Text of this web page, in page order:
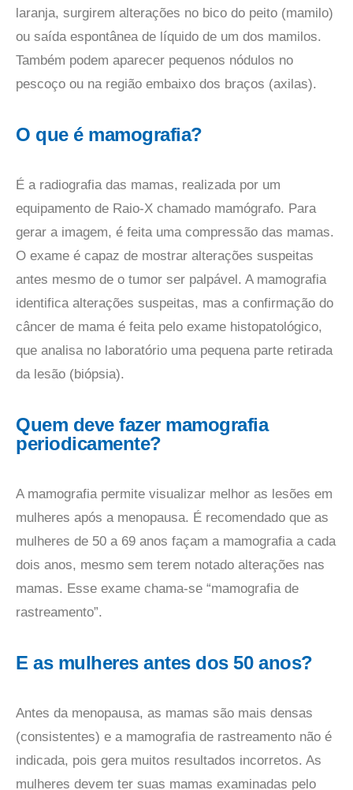
laranja, surgirem alterações no bico do peito (mamilo)
ou saída espontânea de líquido de um dos mamilos.
Também podem aparecer pequenos nódulos no
pescoço ou na região embaixo dos braços (axilas).
O que é mamografia?
É a radiografia das mamas, realizada por um
equipamento de Raio-X chamado mamógrafo. Para
gerar a imagem, é feita uma compressão das mamas.
O exame é capaz de mostrar alterações suspeitas
antes mesmo de o tumor ser palpável. A mamografia
identifica alterações suspeitas, mas a confirmação do
câncer de mama é feita pelo exame histopatológico,
que analisa no laboratório uma pequena parte retirada
da lesão (biópsia).
Quem deve fazer mamografia
periodicamente?
A mamografia permite visualizar melhor as lesões em
mulheres após a menopausa. É recomendado que as
mulheres de 50 a 69 anos façam a mamografia a cada
dois anos, mesmo sem terem notado alterações nas
mamas. Esse exame chama-se “mamografia de
rastreamento”.
E as mulheres antes dos 50 anos?
Antes da menopausa, as mamas são mais densas
(consistentes) e a mamografia de rastreamento não é
indicada, pois gera muitos resultados incorretos. As
mulheres devem ter suas mamas examinadas pelo